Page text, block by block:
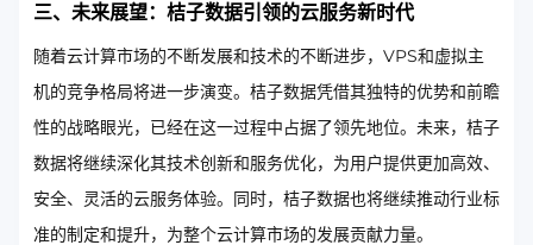
三、未来展望：桔子数据引领的云服务新时代
随着云计算市场的不断发展和技术的不断进步，VPS和虚拟主
机的竞争格局将进一步演变。桔子数据凭借其独特的优势和前瞻
性的战略眼光，已经在这一过程中占据了领先地位。未来，桔子
数据将继续深化其技术创新和服务优化，为用户提供更加高效、
安全、灵活的云服务体验。同时，桔子数据也将继续推动行业标
准的制定和提升，为整个云计算市场的发展贡献力量。